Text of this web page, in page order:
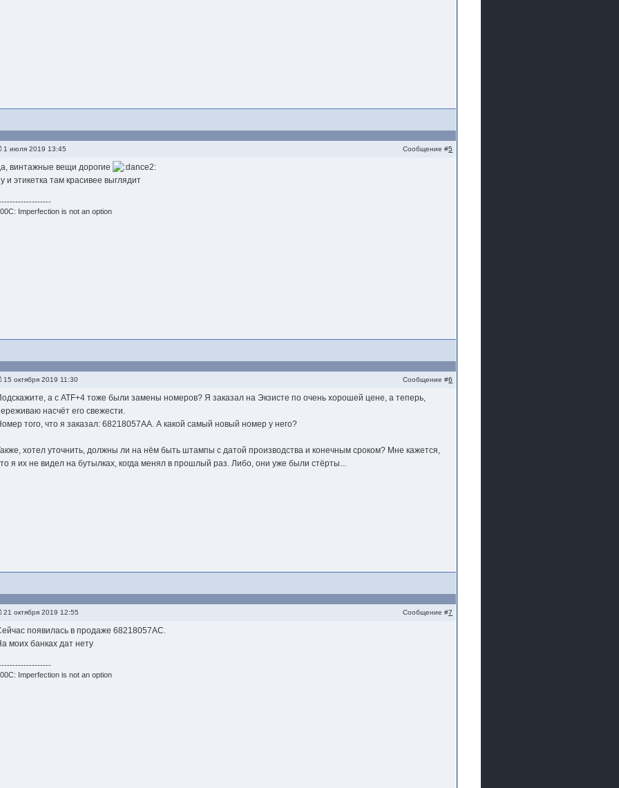
1 июля 2019 13:45 Сообщение #5
винтажные вещи дорогие
и этикетка там красивее выглядит
Imperfection is not an option
15 октября 2019 11:30 Сообщение #6
а с ATF+4 тоже были замены номеров? Я заказал на Экзисте по очень хорошей цене, а теперь,
насчёт его свежести.
того, что я заказал: 68218057AA. А какой самый новый номер у него?
хотел уточнить, должны ли на нём быть штампы с датой производства и конечным сроком? Мне кажется,
я их не видел на бутылках, когда менял в прошлый раз. Либо, они уже были стёрты...
21 октября 2019 12:55 Сообщение #7
появилась в продаже 68218057AC.
моих банках дат нету
Imperfection is not an option